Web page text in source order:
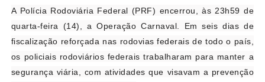
A Polícia Rodoviária Federal (PRF) encerrou, às 23h59 de
quarta-feira (14), a Operação Carnaval. Em seis dias de
fiscalização reforçada nas rodovias federais de todo o país,
os policiais rodoviários federais trabalharam para manter a
segurança viária, com atividades que visavam a prevenção